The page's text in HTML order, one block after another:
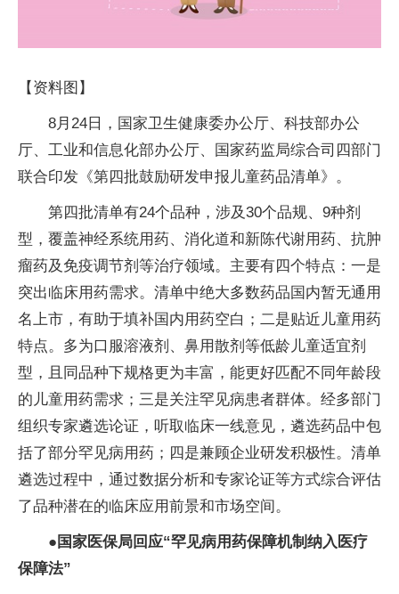
【资料图】
8月24日，国家卫生健康委办公厅、科技部办公
厅、工业和信息化部办公厅、国家药监局综合司四部门
联合印发《第四批鼓励研发申报儿童药品清单》。
第四批清单有24个品种，涉及30个品规、9种剂
型，覆盖神经系统用药、消化道和新陈代谢用药、抗肿
瘤药及免疫调节剂等治疗领域。主要有四个特点：一是
突出临床用药需求。清单中绝大多数药品国内暂无通用
名上市，有助于填补国内用药空白；二是贴近儿童用药
特点。多为口服溶液剂、鼻用散剂等低龄儿童适宜剂
型，且同品种下规格更为丰富，能更好匹配不同年龄段
的儿童用药需求；三是关注罕见病患者群体。经多部门
组织专家遴选论证，听取临床一线意见，遴选药品中包
括了部分罕见病用药；四是兼顾企业研发积极性。清单
遴选过程中，通过数据分析和专家论证等方式综合评估
了品种潜在的临床应用前景和市场空间。
● 国家医保局回应“罕见病用药保障机制纳入医疗
保障法”